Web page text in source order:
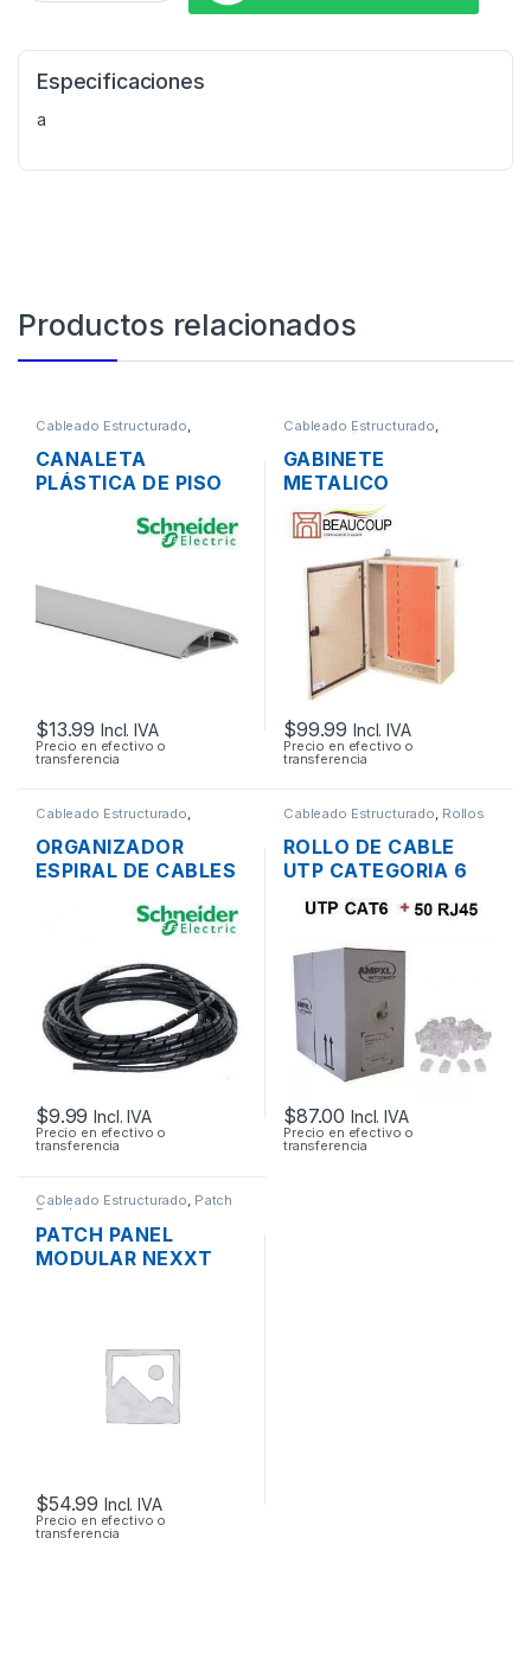
Especificaciones
a
Productos relacionados
Cableado Estructurado,
Canaletas para Cableado y
Accesorios
CANALETA
PLÁSTICA DE PISO
CON DIVISION PVC
60 X 13 MM GRIS
$13.99 Incl. IVA
Precio en efectivo o
transferencia
Cableado Estructurado,
Metalmecánicos
GABINETE
METALICO
BEAUCOUP I-0317
SOPORTE PESADO
(60X40X20CM)
$99.99 Incl. IVA
Precio en efectivo o
transferencia
Cableado Estructurado
Canaletas para Cableado y
Accesorios
ORGANIZADOR
ESPIRAL DE CABLES
NEGRO 12MM 10
$9.99 Incl. IVA
Precio en efectivo o
transferencia
Cableado Estructurado Rollos
ROLLO DE CABLE
UTP CATEGORIA 6
DE 305 MTS. + 50
CONECTORES
$87.00 Incl. IVA
Precio en efectivo o
transferencia
Cableado Estructurado, Patch
Panel
PATCH PANEL
MODULAR NEXXT
$54.99 Incl. IVA
Precio en efectivo o
transferencia